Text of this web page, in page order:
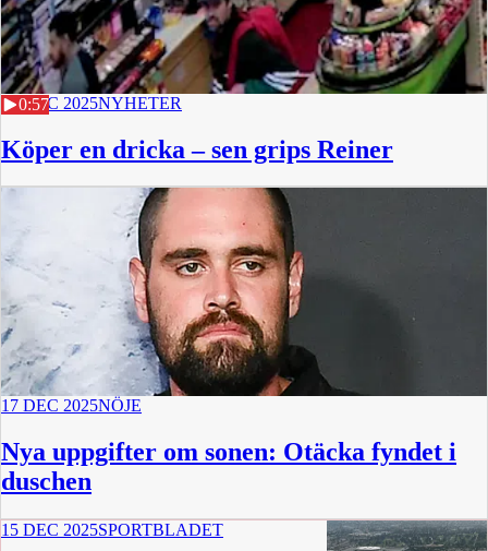
0:57
17 DEC 2025NYHETER
Köper en dricka – sen grips Reiner
17 DEC 2025NÖJE
Nya uppgifter om sonen: Otäcka fyndet i
duschen
15 DEC 2025SPORTBLADET